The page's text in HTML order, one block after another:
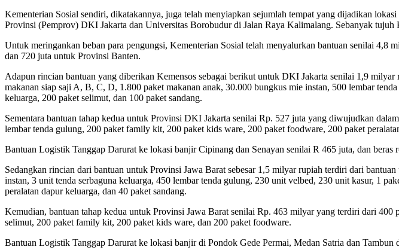
Kementerian Sosial sendiri, dikatakannya, juga telah menyiapkan sejumlah tempat yang dijadikan
Provinsi (Pemprov) DKI Jakarta dan Universitas Borobudur di Jalan Raya Kalimalang. Sebanyak
Untuk meringankan beban para pengungsi, Kementerian Sosial telah menyalurkan bantuan senilai
dan 720 juta untuk Provinsi Banten.
Adapun rincian bantuan yang diberikan Kemensos sebagai berikut untuk DKI Jakarta senilai 1,9
makanan siap saji A, B, C, D, 1.800 paket makanan anak, 30.000 bungkus mie instan, 500 lembar
keluarga, 200 paket selimut, dan 100 paket sandang.
Sementara bantuan tahap kedua untuk Provinsi DKI Jakarta senilai Rp. 527 juta yang diwujudkan
lembar tenda gulung, 200 paket family kit, 200 paket kids ware, 200 paket foodware, 200 paket
Bantuan Logistik Tanggap Darurat ke lokasi banjir Cipinang dan Senayan senilai R 465 juta, dan beras
Sedangkan rincian dari bantuan untuk Provinsi Jawa Barat sebesar 1,5 milyar rupiah terdiri dari
instan, 3 unit tenda serbaguna keluarga, 450 lembar tenda gulung, 230 unit velbed, 230 unit kasur, 1
peralatan dapur keluarga, dan 40 paket sandang.
Kemudian, bantuan tahap kedua untuk Provinsi Jawa Barat senilai Rp. 463 milyar yang terdiri dari
selimut, 200 paket family kit, 200 paket kids ware, dan 200 paket foodware.
Bantuan Logistik Tanggap Darurat ke lokasi banjir di Pondok Gede Permai, Medan Satria dan